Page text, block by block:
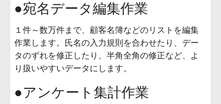
●宛名データ編集作業
１件～数万件まで、顧客名簿などのリストを編集
作業します。氏名の入力規則を合わせたり、デー
タのずれを修正したり、半角全角の修正など、よ
り扱いやすいデータにします。
●アンケート集計作業